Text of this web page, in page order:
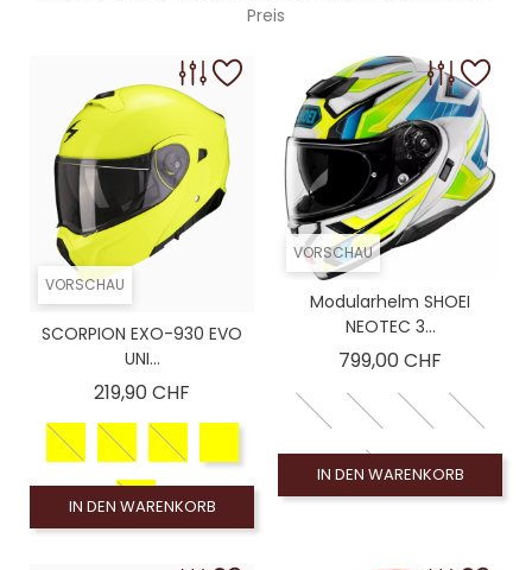
Preis
VORSCHAU
SCORPION EXO-930 EVO
UNI...
219,90 CHF
IN DEN WARENKORB
VORSCHAU
Modularhelm SHOEI
NEOTEC 3...
799,00 CHF
IN DEN WARENKORB